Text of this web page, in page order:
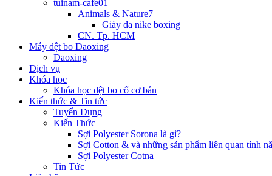
tuinam-cafe01
Animals & Nature7
Giày da nike boxing
CN. Tp. HCM
Máy dệt bo Daoxing
Daoxing
Dịch vụ
Khóa học
Khóa học dệt bo cổ cơ bản
Kiến thức & Tin tức
Tuyển Dụng
Kiến Thức
Sợi Polyester Sorona là gì?
Sợi Cotton & và những sản phẩm liên quan tính
Sợi Polyester Cotna
Tin Tức